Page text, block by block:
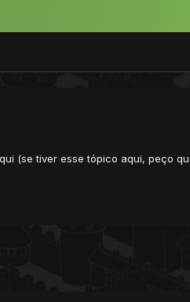
(se tiver esse tópico aqui, peço